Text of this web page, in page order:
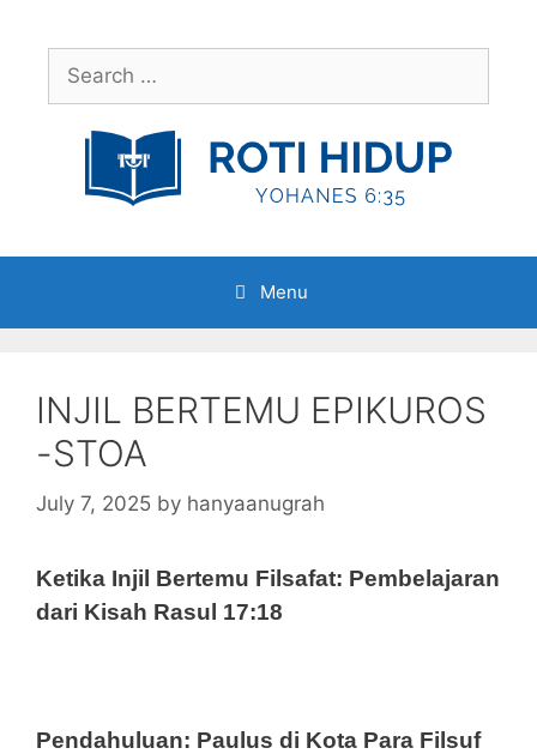
contentSearch
for:
Menu
INJIL BERTEMU EPIKUROS
-STOA
July 7, 2025 by hanyaanugrah
Ketika Injil Bertemu Filsafat: Pembelajaran
dari Kisah Rasul 17:18
Pendahuluan: Paulus di Kota Para Filsuf